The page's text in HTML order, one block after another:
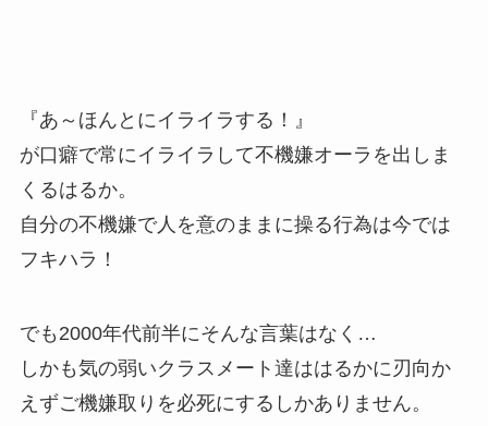
『あ～ほんとにイライラする！』
が口癖で常にイライラして不機嫌オーラを出しま
くるはるか。
自分の不機嫌で人を意のままに操る行為は今では
フキハラ！
でも2000年代前半にそんな言葉はなく…
しかも気の弱いクラスメート達ははるかに刃向か
えずご機嫌取りを必死にするしかありません。